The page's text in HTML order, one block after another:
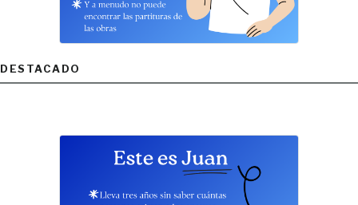
DESTACADO